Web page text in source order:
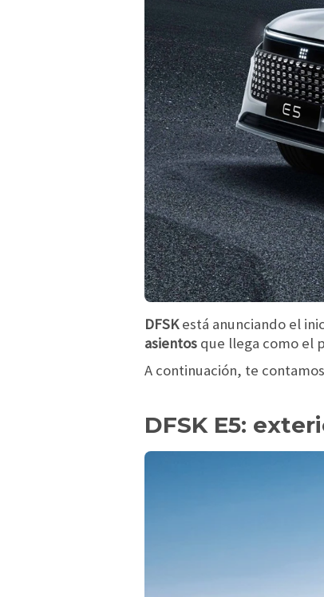
DFSKestá anunciando el
asientos que llega como el
A continuación, te
DFSK E5: